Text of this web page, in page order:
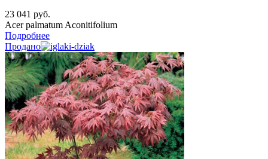
23 041 руб.
Acer palmatum Aconitifolium
Подробнее
Продано